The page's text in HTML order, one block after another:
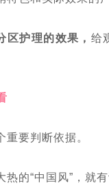
护理的效果， 给
要判断依据。
热的“中国风”，就